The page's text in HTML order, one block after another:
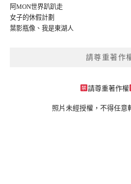
阿MON世界趴趴走
女子的休假計劃
葉影瓶像 、 我是東湖人
請尊重著作
請尊重著作權
照片未經授權，不得任意